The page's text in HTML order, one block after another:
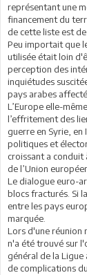
représentant une
financement du
de cette liste est
Peu importait que
utilisée était loin
perception des
inquiétudes
pays arabes
L’Europe elle-
l’effritement des
guerre en Syrie,
politiques et
croissant a conduit
de l’Union
Le dialogue euro-
blocs fracturés. Si
entre les pays
marquée.
Lors d'une réunion
n'a été trouvé sur
général de la
de complications